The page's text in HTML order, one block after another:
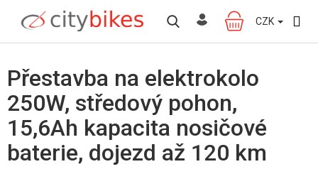
obsah
NÁKUPNÍ
KOŠÍK
CZK
Přestavba na elektrokolo
250W, středový pohon,
15,6Ah kapacita nosičové
baterie, dojezd až 120 km